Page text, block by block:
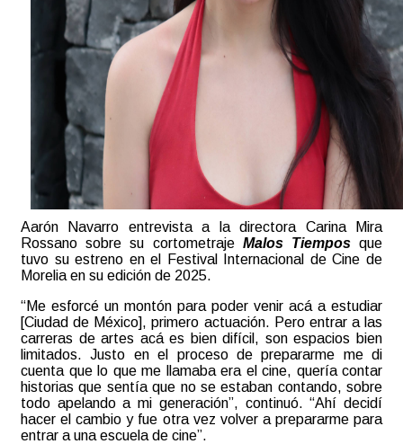
Aarón Navarro entrevista a la directora Carina Mira
Rossano sobre su cortometraje Malos Tiemposque
tuvo su estreno en el Festival Internacional de Cine de
Morelia en su edición de 2025.
“Me esforcé un montón para poder venir acá a estudiar
[Ciudad de México], primero actuación. Pero entrar a las
carreras de artes acá es bien difícil, son espacios bien
limitados. Justo en el proceso de prepararme me di
cuenta que lo que me llamaba era el cine, quería contar
historias que sentía que no se estaban contando, sobre
todo apelando a mi generación”, continuó. “Ahí decidí
hacer el cambio y fue otra vez volver a prepararme para
entrar a una escuela de cine”.